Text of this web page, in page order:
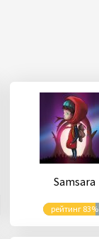
Samsara
рейтинг 83%